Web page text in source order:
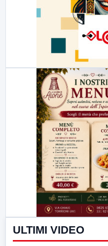
ULTIMI VIDEO